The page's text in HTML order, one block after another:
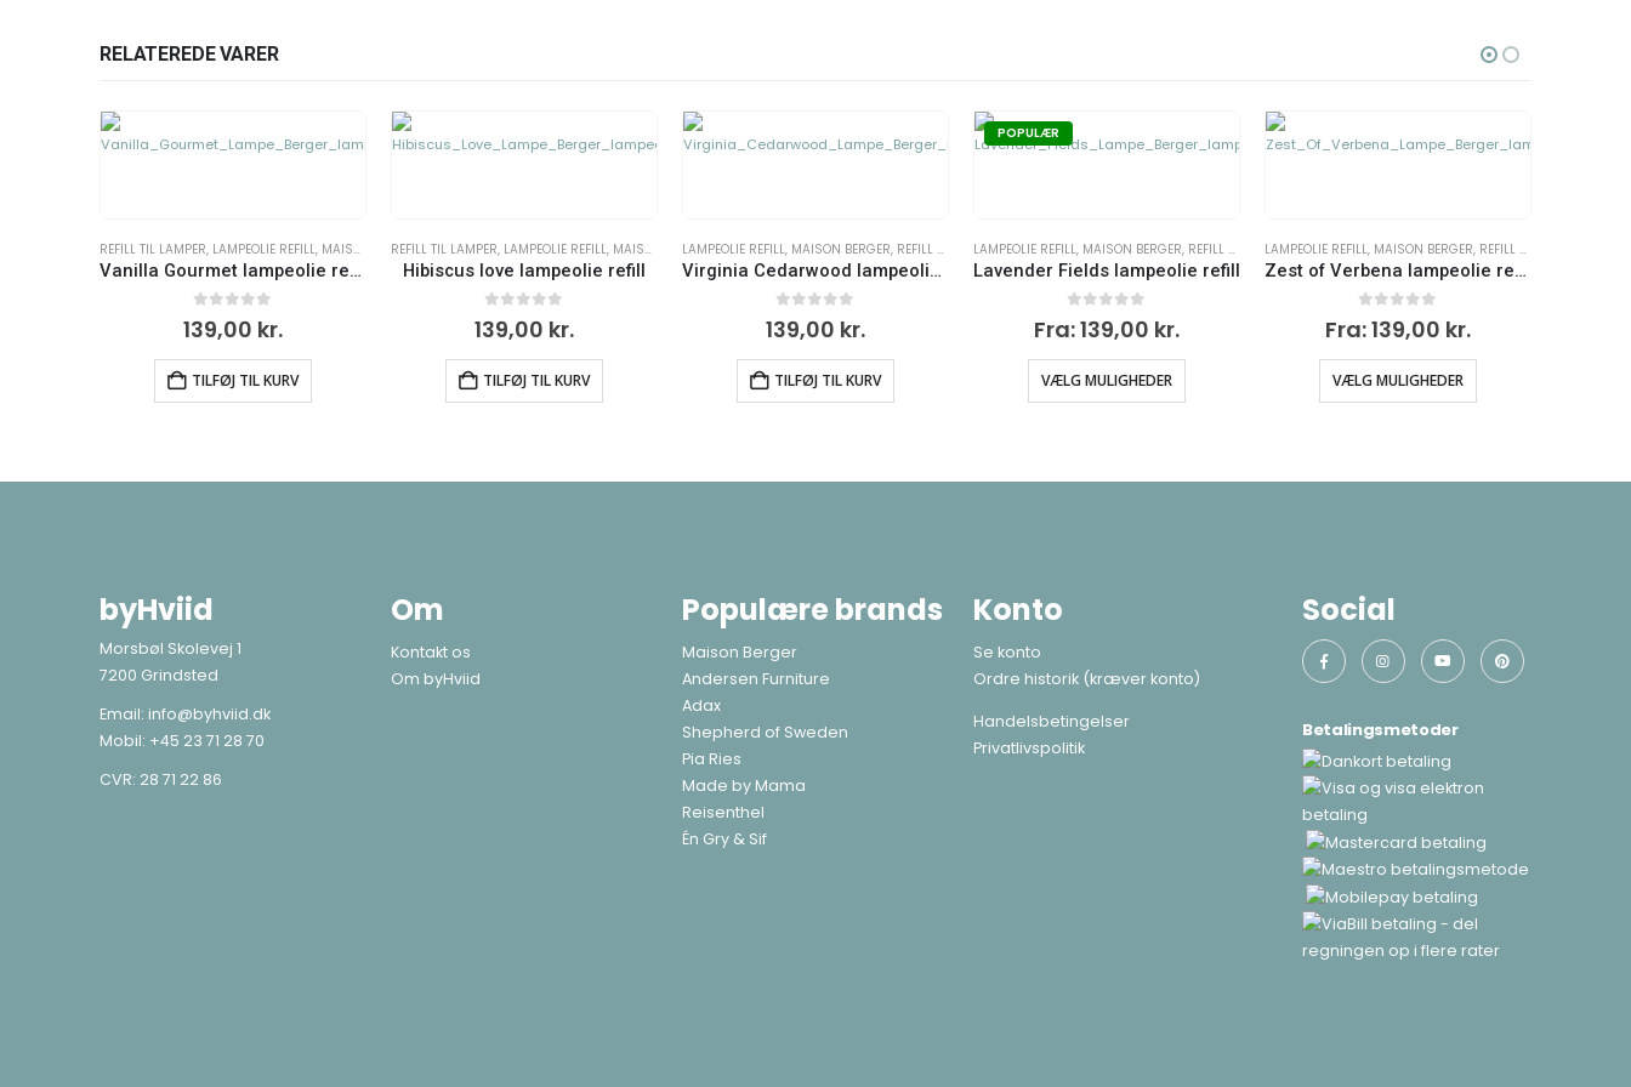
RELATEREDE VARER
REFILL TIL LAMPER, LAMPEOLIE REFILL, MAISON BERGER
Hibiscus love lampeolie refill
0 ud af 5
139,00 kr.
TILFØJ TIL KURV
LAMPEOLIE REFILL, MAISON BERGER,REFILL TIL LAMPER
Virginia Cedarwood lampeolie refill
0 ud af 5
139,00 kr.
TILFØJ TIL KURV
LAMPEOLIE REFILL, MAISON BERGER, REFILL TIL LAMPER
Lavender Fields lampeolie refill
0 ud af 5
Fra:139,00kr.
VÆLG MULIGHEDER
LAMPEOLIE REFILL, MAISON BERGER, REFILL TIL LAMPER
Zest of Verbena lampeolie refill
ud af 5
Fra:139,00 kr.
VÆLG MULIGHEDER
REFILL TIL LAMPER,LAMPEOLIE REFILL
139,00kr.
byHviid Populære brands
Maison Berger
Andersen Furniture
Konto Social
Betalingsmetoder